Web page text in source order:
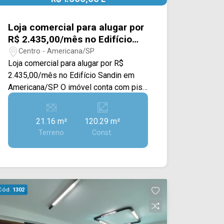
Loja comercial para alugar por
R$ 2.435,00/mês no Edifício
Sandin em Americana/SP.
Centro - Americana/SP
Loja comercial para alugar por R$
2.435,00/mês no Edifício Sandin em
Americana/SP. O imóvel conta com piso
frio, duas entradas com portas em
blindex, escritório, cozinha, preparação
para lanchonete com balcão, caixa,
estufa e freezer. Localizado no Centro
de Americana, próximo à Av. Dr. Antônio
Para saber mais sobre o imóvel ou para
agendar uma visita, entre em contato
conosco: WhatsApp Locação: (19)
97169-1100 ou Telefone Arbix: (19)
21.16 m²
Terreno
120.29 m²
Const.
1302